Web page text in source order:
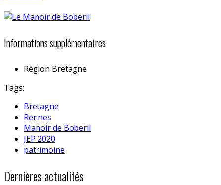
Informations supplémentaires
Région Bretagne
Tags:
Bretagne
Rennes
Manoir de Boberil
JEP 2020
patrimoine
Dernières actualités